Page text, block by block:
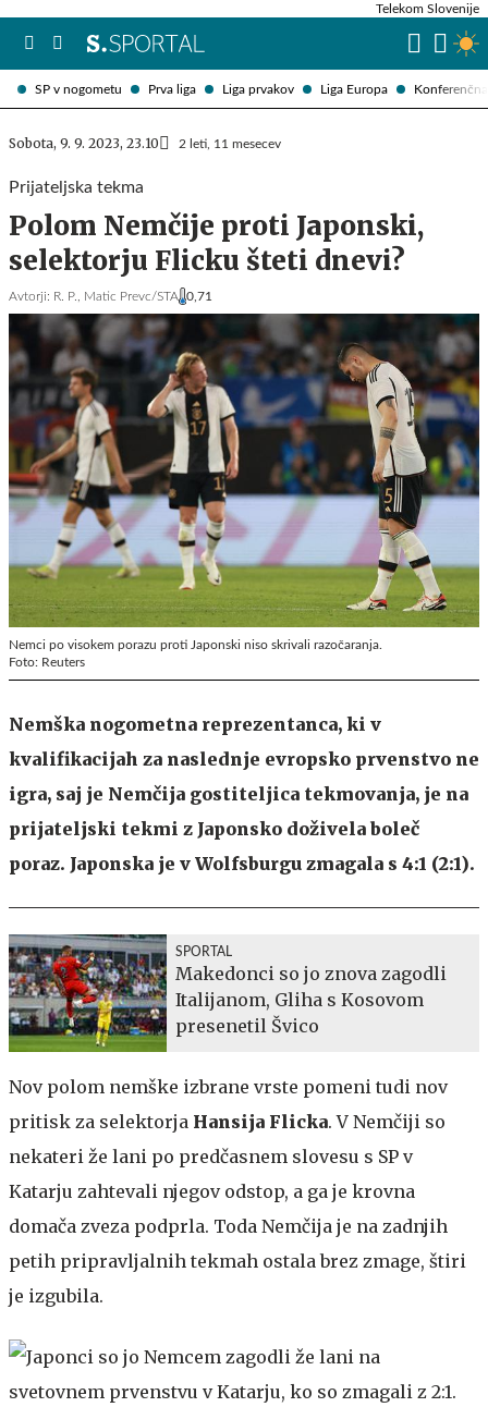
SP v nogometu Prva liga Liga prvakov Liga Europa
Telekom Slovenije
Sobota, 9. 9. 2023, 23.10 2 leti, 11 mesecev
Prijateljska tekma
Polom Nemčije proti Japonski,
selektorju Flicku šteti dnevi?
Avtorji: R. P., Matic Prevc/STA 0,71
Nemci po visokem porazu proti Japonski niso skrivali razočaranja.
Foto: Reuters
Nemška nogometna reprezentanca, ki v
kvalifikacijah za naslednje evropsko prvenstvo ne
igra, saj je Nemčija gostiteljica tekmovanja, je na
prijateljski tekmi z Japonsko doživela boleč
poraz. Japonska je v Wolfsburgu zmagala s 4:1 (2:1).
SPORTAL
Makedonci so jo znova zagodli
Italijanom, Gliha s Kosovom
presenetil Švico
Nov polom nemške izbrane vrste pomeni tudi nov
pritisk za selektorja Hansija Flicka. V Nemčiji so
nekateri že lani po predčasnem slovesu s SP v
Katarju zahtevali njegov odstop, a ga je krovna
domača zveza podprla. Toda Nemčija je na zadnjih
petih pripravljalnih tekmah ostala brez zmage, štiri
je izgubila.